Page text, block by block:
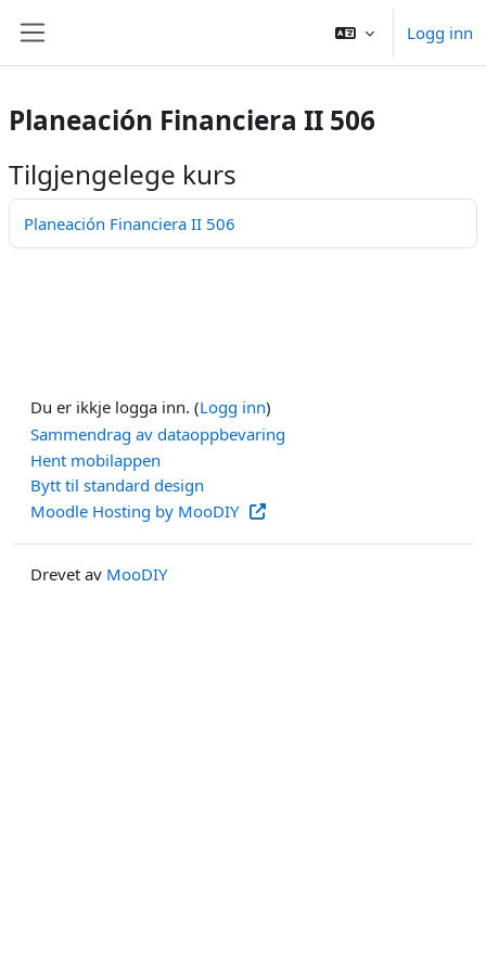
Logg inn
Planeación Financiera II 506
Tilgjengelege kurs
Planeación Financiera II 506
Du er ikkje logga inn. (Logg inn)
Sammendrag av dataoppbevaring
Hent mobilappen
Bytt til standard design
Moodle Hosting by MooDIY
Drevet av MooDIY